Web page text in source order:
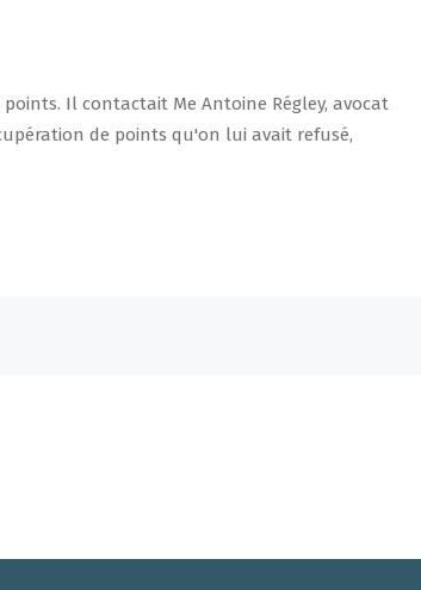
Il contactait Me Antoine Régley, avocat
de points qu'on lui avait refusé,